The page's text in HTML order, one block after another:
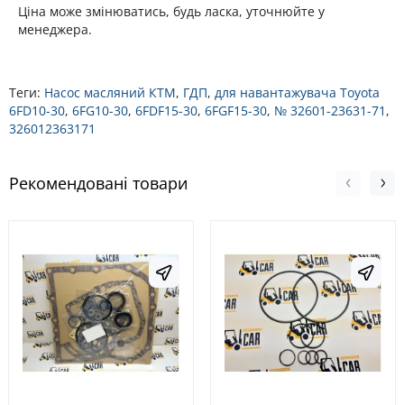
Ціна може змінюватись, будь ласка, уточнюйте у
менеджера.
Теги: Насос масляний КТМ, ГДП, для навантажувача Toyota
6FD10-30, 6FG10-30, 6FDF15-30, 6FGF15-30, № 32601-23631-71 ,
326012363171
Рекомендовані товари